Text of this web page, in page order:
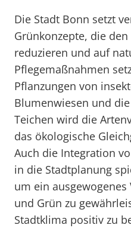
Die Stadt Bonn setzt
Grünkonzepte, die
reduzieren und auf
Pflegemaßnahmen
Pflanzungen von
Blumenwiesen und
Teichen wird die
das ökologische
Auch die Integration
in die Stadtplanung
um ein
und Grün zu
Stadtklima positiv zu